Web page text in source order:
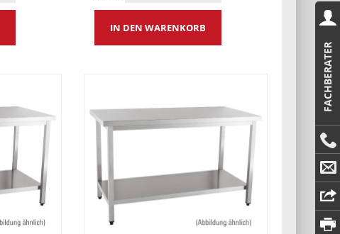
FACHBERATER
IN DEN WARENKORB